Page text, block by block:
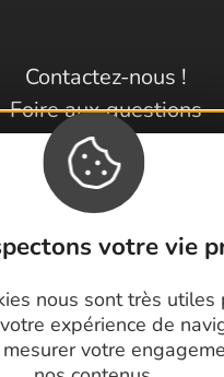
votre vie
nous sont très utiles
expérience de
votre
Contactez-nous !
Foire aux questions
Brochures
et Topoguides
Latitude Gard